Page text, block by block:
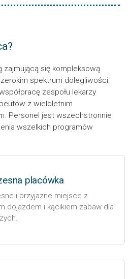
zajmującą się kompleksową
spektrum dolegliwości.
zespołu lekarzy
z wieloletnim
Personel jest wszechstronnie
wszelkich programów
placówka
i przyjazne miejsce z
dojazdem i kącikiem zabaw dla